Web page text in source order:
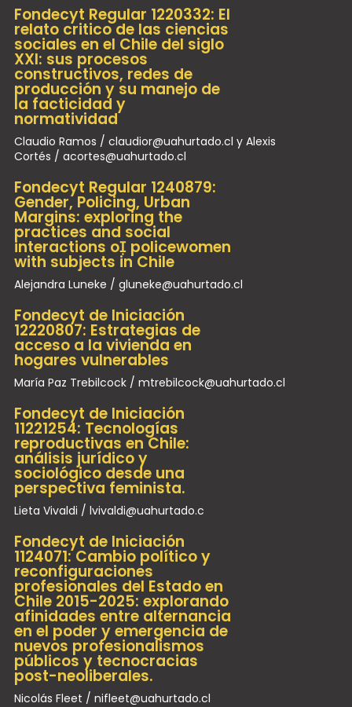
Fondecyt Regular 1220332: El
relato critico de las ciencias
sociales en el Chile del siglo
XXI: sus procesos
constructivos, redes de
producción y su manejo de
la facticidad y
normatividad
Claudio Ramos / claudior@uahurtado.cl y Alexis
Cortés / acortes@uahurtado.cl
Fondecyt Regular 1240879:
Gender, Policing, Urban
Margins: exploring the
practices and social
interactions o policewomen
with subjects in Chile
Alejandra Luneke / gluneke@uahurtado.cl
Fondecyt de Iniciación
12220807: Estrategias de
acceso a la vivienda en
hogares vulnerables
María Paz Trebilcock / mtrebilcock@uahurtado.cl
Fondecyt de Iniciación
11221254: Tecnologías
reproductivas en Chile:
análisis jurídico y
sociológico desde una
perspectiva feminista.
Lieta Vivaldi / lvivaldi@uahurtado.c
Fondecyt de Iniciación
1124071: Cambio político y
reconfiguraciones
profesionales del Estado en
Chile 2015-2025: explorando
afinidades entre alternancia
en el poder y emergencia de
nuevos profesionalismos
públicos y tecnocracias
post-neoliberales.
Nicolás Fleet / nifleet@uahurtado.cl